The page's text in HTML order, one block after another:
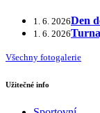
1. 6. 2026Den
1. 6. 2026
Všechny fotogalerie
Užitečné info